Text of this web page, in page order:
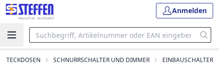
Anmelden
STECKDOSEN SCHNURRSCHALTER UND DIMMER EINBAUSCHALTER